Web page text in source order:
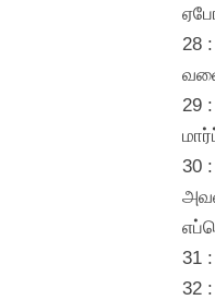
28
29
30
31
32